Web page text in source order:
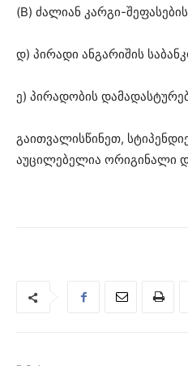
(B) ძალიან კარგი-
დ) პირადი ანგარიშის
ე) პირადობის
გაითვალისწინეთ,
აუცილებელია ორიგინალი